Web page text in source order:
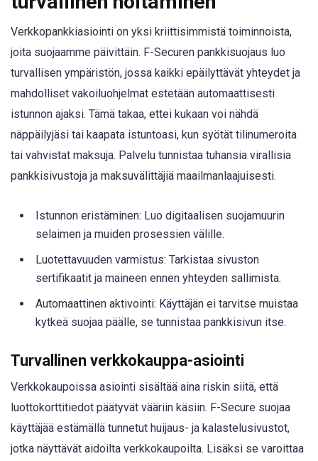
Verkkopankkiasiointi on yksi kriittisimmistä toiminnoista,
joita suojaamme päivittäin. F-Securen pankkisuojaus luo
turvallisen ympäristön, jossa kaikki epäilyttävät yhteydet ja
mahdolliset vakoiluohjelmat estetään automaattisesti
istunnon ajaksi. Tämä takaa, ettei kukaan voi nähdä
näppäilyjäsi tai kaapata istuntoasi, kun syötät tilinumeroita
tai vahvistat maksuja. Palvelu tunnistaa tuhansia virallisia
pankkisivustoja ja maksuvälittäjiä maailmanlaajuisesti.
Istunnon eristäminen: Luo digitaalisen suojamuurin
selaimen ja muiden prosessien välille.
Luotettavuuden varmistus: Tarkistaa sivuston
sertifikaatit ja maineen ennen yhteyden sallimista.
Automaattinen aktivointi: Käyttäjän ei tarvitse muistaa
kytkeä suojaa päälle, se tunnistaa pankkisivun itse.
Turvallinen verkkokauppa-asiointi
Verkkokaupoissa asiointi sisältää aina riskin siitä, että
luottokorttitiedot päätyvät vääriin käsiin. F-Secure suojaa
käyttäjää estämällä tunnetut huijaus- ja kalastelusivustot,
jotka näyttävät aidoilta verkkokaupoilta. Lisäksi se varoittaa